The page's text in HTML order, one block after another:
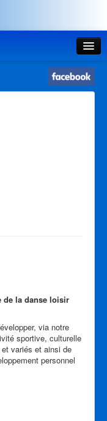
de la danse loisir
via notre
sportive, culturelle
variés et ainsi de
personnel